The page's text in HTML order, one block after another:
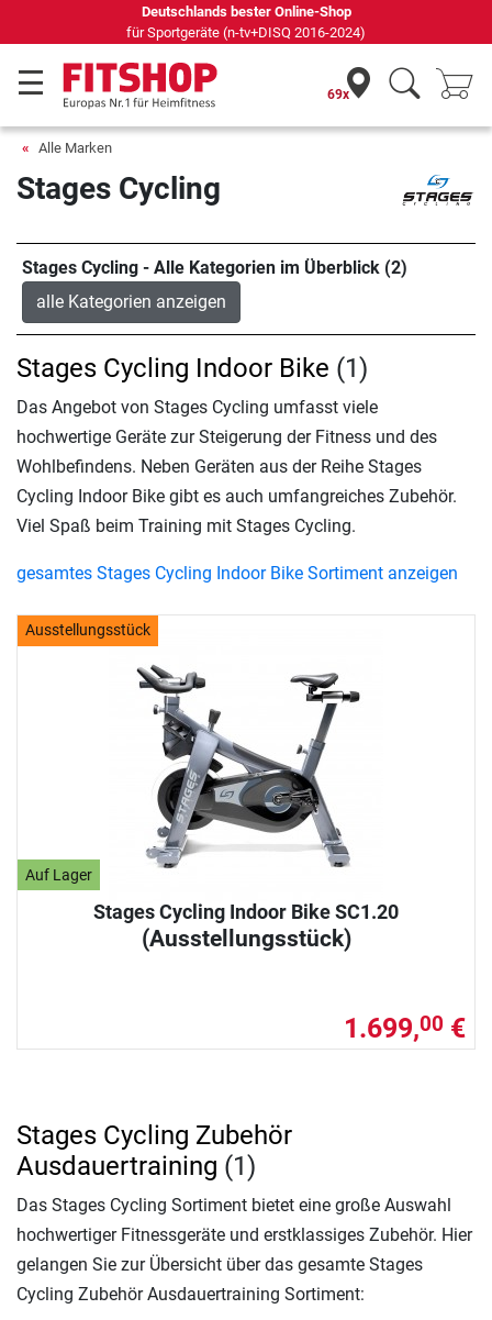
Deutschlands bester Online-Shop
für Sportgeräte (n-tv+DISQ 2016-2024)
69x
Alle Marken
Stages Cycling
Stages Cycling - Alle Kategorien im Überblick (2)
alle Kategorien anzeigen
Ausstellungsstück
Auf Lager
Stages Cycling Indoor Bike SC1.20
(Ausstellungsstück)
1.699,00 €
Stages Cycling Indoor Bike (1)
Das Angebot von Stages Cycling umfasst viele
hochwertige Geräte zur Steigerung der Fitness und des
Wohlbefindens. Neben Geräten aus der Reihe Stages
Cycling Indoor Bike gibt es auch umfangreiches Zubehör.
Viel Spaß beim Training mit Stages Cycling.
gesamtes Stages Cycling Indoor Bike Sortiment anzeigen
Stages Cycling Zubehör
Ausdauertraining (1)
Das Stages Cycling Sortiment bietet eine große Auswahl
hochwertiger Fitnessgeräte und erstklassiges Zubehör. Hier
gelangen Sie zur Übersicht über das gesamte Stages
Cycling Zubehör Ausdauertraining Sortiment: